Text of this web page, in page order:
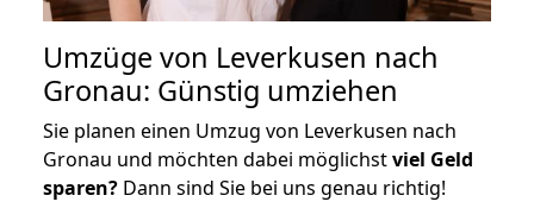
Umzüge von Leverkusen nach
Gronau: Günstig umziehen
Sie planen einen Umzug von Leverkusen nach
Gronau und möchten dabei möglichstviel Geld
sparen? Dann sind Sie bei uns genau richtig!